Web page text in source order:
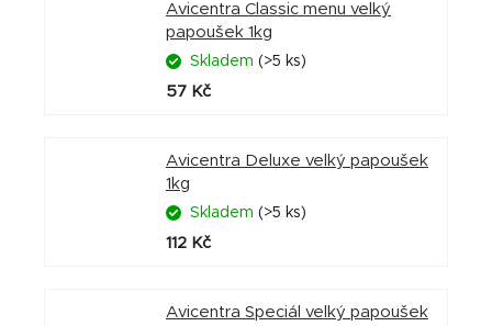
Avicentra Classic menu velký
papoušek 1kg
Skladem (>5 ks)
57 Kč
Avicentra Deluxe velký papoušek
1kg
Skladem (>5 ks)
112 Kč
Avicentra Speciál velký papoušek